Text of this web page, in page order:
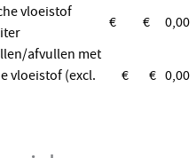
vloeistof
€ €
0,00
afvullen met
vloeistof (excl.
€ € 0,00